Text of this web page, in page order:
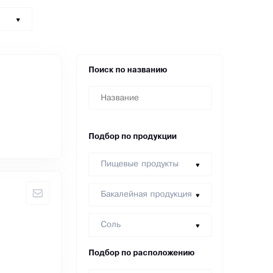
Поиск по названию
Подбор по продукции
Пищевые продукты
Бакалейная продукция
Соль
Подбор по расположению